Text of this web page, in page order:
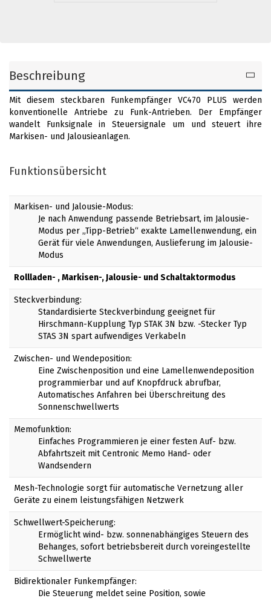
Beschreibung
Mit diesem steckbaren Funkempfänger VC470 PLUS werden
konventionelle Antriebe zu Funk-Antrieben. Der Empfänger
wandelt Funksignale in Steuersignale um und steuert ihre
Markisen- und Jalousieanlagen.
Funktionsübersicht
Markisen- und Jalousie-Modus:
Je nach Anwendung passende Betriebsart, im Jalousie-
Modus per „Tipp-Betrieb“ exakte Lamellenwendung, ein
Gerät für viele Anwendungen, Auslieferung im Jalousie-
Modus
Rollladen- , Markisen-, Jalousie- und Schaltaktormodus
Steckverbindung:
Standardisierte Steckverbindung geeignet für
Hirschmann-Kupplung Typ STAK 3N bzw. -Stecker Typ
STAS 3N spart aufwendiges Verkabeln
Zwischen- und Wendeposition:
Eine Zwischenposition und eine Lamellenwendeposition
programmierbar und auf Knopfdruck abrufbar,
Automatisches Anfahren bei Überschreitung des
Sonnenschwellwerts
Memofunktion:
Einfaches Programmieren je einer festen Auf- bzw.
Abfahrtszeit mit Centronic Memo Hand- oder
Wandsendern
Mesh-Technologie sorgt für automatische Vernetzung aller
Geräte zu einem leistungsfähigen Netzwerk
Schwellwert-Speicherung:
Ermöglicht wind- bzw. sonnenabhängiges Steuern des
Behanges, sofort betriebsbereit durch voreingestellte
Schwellwerte
Bidirektionaler Funkempfänger:
Die Steuerung meldet seine Position, sowie